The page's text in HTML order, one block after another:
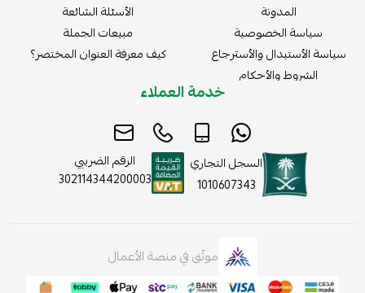
المدونة
سياسة الخصوصية
سياسة الأستبدال والأسترجاع
الشروط والأحكام
الأسئلة الشائعة
مبيعات الجملة
كيف معرفة العنوان المختصر؟
خدمة العملاء
السجل التجاري
1010607343
الرقم الضريبي
302114344200003
موثّق في منصة الأعمال